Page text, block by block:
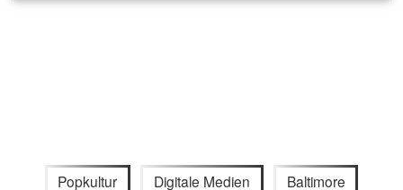
Popkultur Digitale Medien Baltimore